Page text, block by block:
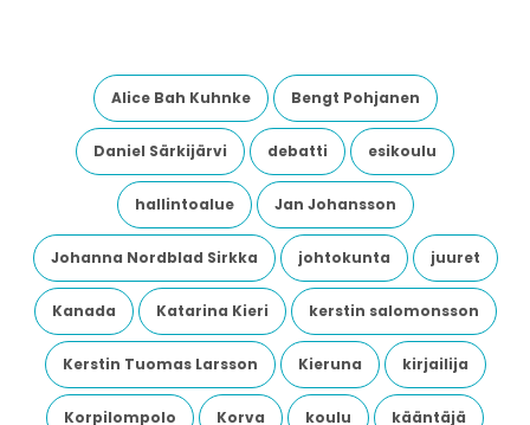
Alice Bah Kuhnke Bengt Pohjanen
Daniel Särkijärvi debatti esikoulu
hallintoalue Jan Johansson
Johanna Nordblad Sirkka johtokunta juuret
Kanada Katarina Kieri kerstin salomonsson
Kerstin Tuomas Larsson Kieruna kirjailija
Korpilompolo Korva koulu kääntäjä